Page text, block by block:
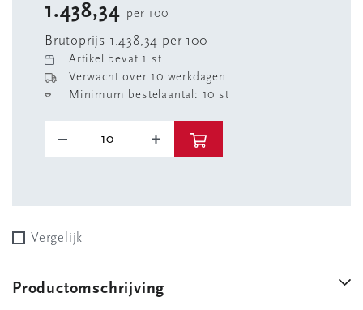
1.438,34 per 100
Brutoprijs 1.438,34 per 100
Artikel bevat 1 st
Verwacht over 10 werkdagen
Minimum bestelaantal: 10 st
Vergelijk
Productomschrijving